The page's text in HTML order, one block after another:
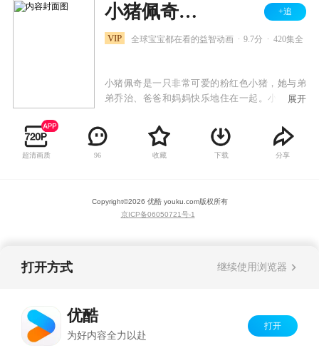
小猪佩奇全集 +追
VIP 全球宝宝都在看的益智动画 9.7分 420集全
小猪佩奇是一只非常可爱的粉红色小猪，她与弟
弟乔治、爸爸和妈妈快乐地住在一起。小猪佩奇
假和住在小泥坑里快乐的跳上跳下！除了这些，
她还喜欢到处探险，虽然有些时候会遇到一些小
状况，但总可以化险为夷，而且都会带给大家意
展开
超清画质 96 收藏 下载 分享
Copyright©2026 优酷 youku.com版权所有
京ICP备06050721号-1
打开方式 继续使用浏览器
优酷
为好内容全力以赴
打开